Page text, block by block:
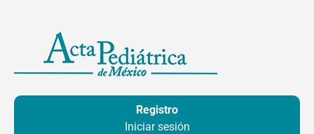
contenido
Registro
Iniciar sesión